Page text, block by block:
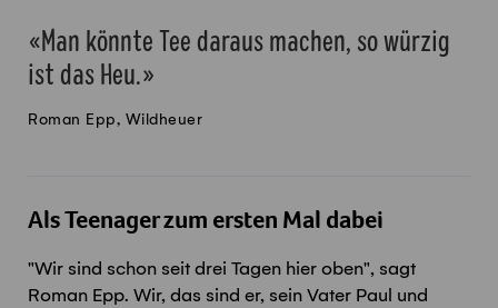
Man könnte Tee daraus machen, so würzig
ist das Heu.
Roman Epp, Wildheuer
Als Teenager zum ersten Mal dabei
"Wir sind schon seit drei Tagen hier oben", sagt
Roman Epp. Wir, das sind er, sein Vater Paul und